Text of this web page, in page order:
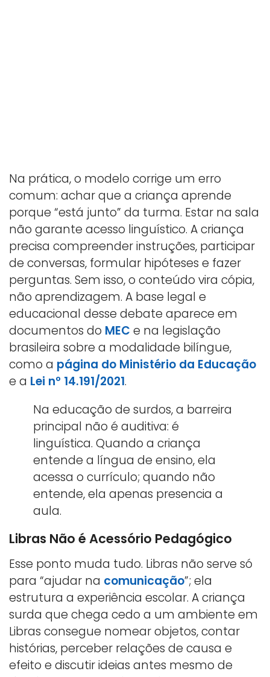
Na prática, o modelo corrige um erro
comum: achar que a criança aprende
porque “está junto” da turma. Estar na sala
não garante acesso linguístico. A criança
precisa compreender instruções, participar
de conversas, formular hipóteses e fazer
perguntas. Sem isso, o conteúdo vira cópia,
não aprendizagem. A base legal e
educacional desse debate aparece em
documentos do MEC e na legislação
brasileira sobre a modalidade bilíngue,
como a página do Ministério da Educação
e a Lei nº 14.191/2021.
Na educação de surdos, a barreira
principal não é auditiva: é
linguística. Quando a criança
entende a língua de ensino, ela
acessa o currículo; quando não
entende, ela apenas presencia a
aula.
Libras Não é Acessório Pedagógico
Esse ponto muda tudo. Libras não serve só
para “ajudar na comunicação”; ela
estrutura a experiência escolar. A criança
surda que chega cedo a um ambiente em
Libras consegue nomear objetos, contar
histórias, perceber relações de causa e
efeito e discutir ideias antes mesmo de